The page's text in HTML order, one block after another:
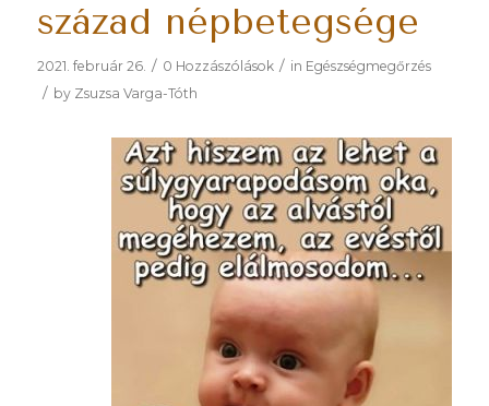
század népbetegsége
2021. február 26. / 0 Hozzászólások / in Egészségmegőrzés
/ by Zsuzsa Varga-Tóth